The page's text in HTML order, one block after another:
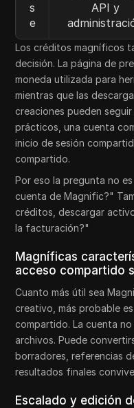
s
e
API y
Los créditos magníficos
decisión. La página de
moneda utilizada para
mientras que las
creaciones pueden
prácticos, una cuenta
inicio de sesión
compartido.
Por eso la pregunta no
cuenta de Magnific?"
créditos, descargar
la facturación?"
Magníficas
acceso compartido
Cuanto más útil sea
creativo, más probable
compartido. La cuenta
archivos. Puede
borradores, referencias
resultados finales
Escalado y edición